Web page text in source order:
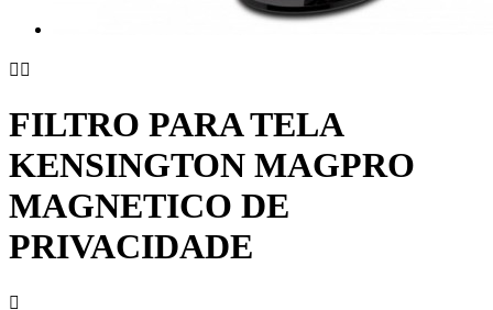
 
FILTRO PARA TELA
KENSINGTON MAGPRO
MAGNETICO DE
PRIVACIDADE
